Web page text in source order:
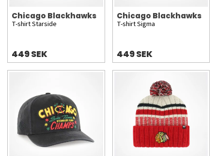
Chicago Blackhawks
T-shirt Starside
449 SEK
Chicago Blackhawks
T-shirt Sigma
449 SEK